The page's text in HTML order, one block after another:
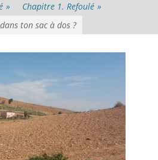
» Chapitre 1. Refoulé »
ton sac à dos ?